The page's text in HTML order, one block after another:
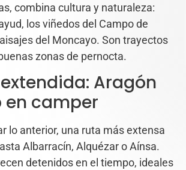
combina cultura y naturaleza:
los viñedos del Campo de
del Moncayo. Son trayectos
zonas de pernocta.
Aragón
en camper
lo anterior, una ruta más extensa
Albarracín, Alquézar o Aínsa.
detenidos en el tiempo, ideales